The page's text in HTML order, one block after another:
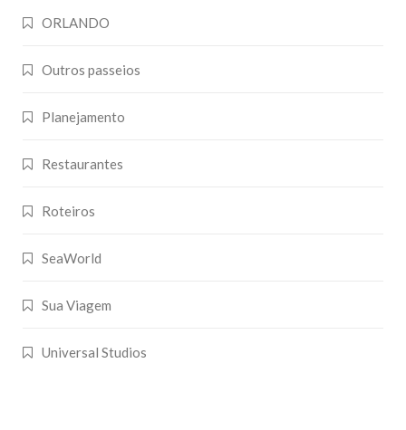
ORLANDO
Outros passeios
Planejamento
Restaurantes
Roteiros
SeaWorld
Sua Viagem
Universal Studios